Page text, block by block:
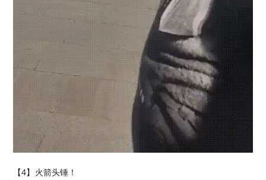
【4】火箭头锤！